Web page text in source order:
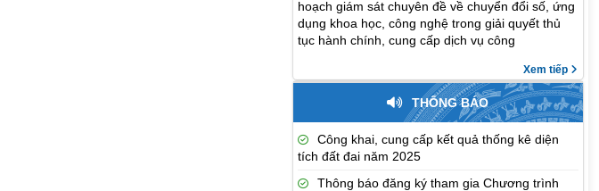
hoạch giám sát chuyên đề về chuyển đổi số, ứng
dụng khoa học, công nghệ trong giải quyết thủ
tục hành chính, cung cấp dịch vụ công
Xem tiếp
THÔNG BÁO
Công khai, cung cấp kết quả thống kê diện
tích đất đai năm 2025
Thông báo đăng ký tham gia Chương trình